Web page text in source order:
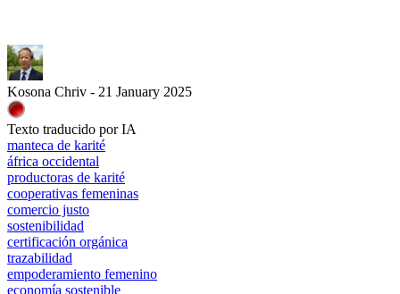
Kosona Chriv - 21 January 2025
Texto traducido por IA
manteca de karité
áfrica occidental
productoras de karité
cooperativas femeninas
comercio justo
sostenibilidad
certificación orgánica
trazabilidad
empoderamiento femenino
economía sostenible